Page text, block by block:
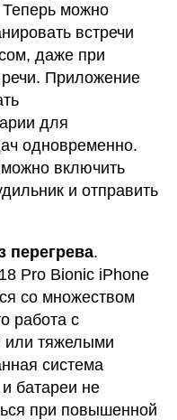
Теперь можно
встречи
даже при
Приложение
для
одновременно.
включить
и отправить
перегрева.
Pro Bionic iPhone
со множеством
работа с
или тяжелыми
система
батареи не
при повышенной